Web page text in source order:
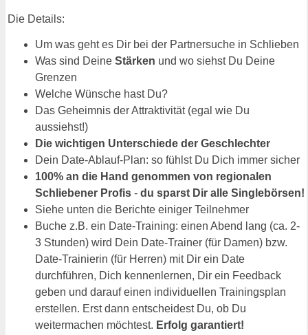
Die Details:
Um was geht es Dir bei der Partnersuche in Schlieben
Was sind Deine Stärken und wo siehst Du Deine
Grenzen
Welche Wünsche hast Du?
Das Geheimnis der Attraktivität (egal wie Du
aussiehst!)
Die wichtigen Unterschiede der Geschlechter
Dein Date-Ablauf-Plan: so fühlst Du Dich immer sicher
100% an die Hand genommen von regionalen
Schliebener Profis - du sparst Dir alle Singlebörsen!
Siehe unten die Berichte einiger Teilnehmer
Buche z.B. ein Date-Training: einen Abend lang (ca. 2-
3 Stunden) wird Dein Date-Trainer (für Damen) bzw.
Date-Trainierin (für Herren) mit Dir ein Date
durchführen, Dich kennenlernen, Dir ein Feedback
geben und darauf einen individuellen Trainingsplan
erstellen. Erst dann entscheidest Du, ob Du
weitermachen möchtest. Erfolg garantiert!